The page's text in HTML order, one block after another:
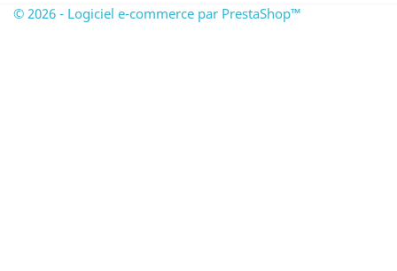
© 2026 - Logiciel e-commerce par PrestaShop™